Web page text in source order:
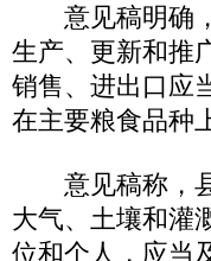
意见稿明确，
生产、更新和推
销售、进出口应
在主要粮食品种
意见稿称，县
大气、土壤和灌
位和个人，应当